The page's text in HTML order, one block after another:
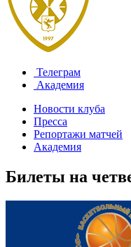
Телеграм
Академия
Новости клуба
Пресса
Репортажи матчей
Академия
Билеты на